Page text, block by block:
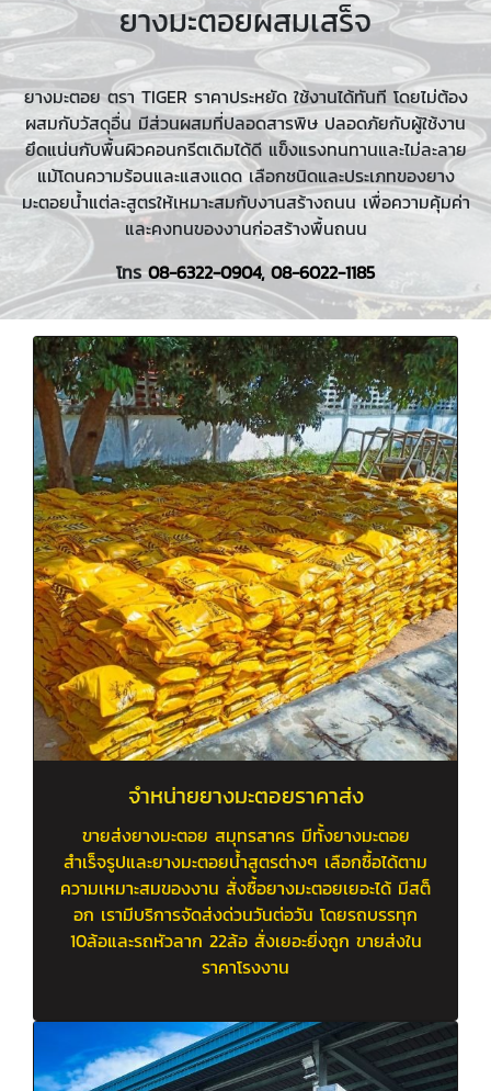
ยางมะตอยผสมเสร็จ
ยางมะตอย ตรา TIGER ราคาประหยัด ใช้งานได้ทันที โดยไม่ต้อง
ผสมกับวัสดุอื่น มีส่วนผสมที่ปลอดสารพิษ ปลอดภัยกับผู้ใช้งาน
ยึดแน่นกับพื้นผิวคอนกรีตเดิมได้ดี แข็งแรงทนทานและไม่ละลาย
แม้โดนความร้อนและแสงแดด เลือกชนิดและประเภทของยาง
มะตอยน้ำแต่ละสูตรให้เหมาะสมกับงานสร้างถนน เพื่อความคุ้มค่า
และคงทนของงานก่อสร้างพื้นถนน
โทร08-6322-0904,08-6022-1185
จำหน่ายยางมะตอยราคาส่ง
ขายส่งยางมะตอย สมุทรสาคร มีทั้งยางมะตอย
สำเร็จรูปและยางมะตอยน้ำสูตรต่างๆ เลือกซื้อได้ตาม
ความเหมาะสมของงาน สั่งซื้อยางมะตอยเยอะได้ มีสต็
อก เรามีบริการจัดส่งด่วนวันต่อวัน โดยรถบรรทุก
10ล้อและรถหัวลาก 22ล้อ สั่งเยอะยิ่งถูก ขายส่งใน
ราคาโรงงาน